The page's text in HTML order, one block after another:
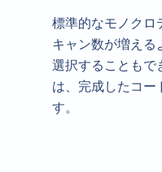
標準的なモノクロ
キャン数が増える
選択することもで
は、完成したコー
す。